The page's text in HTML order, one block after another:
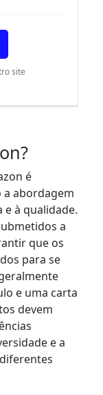
site
é
abordagem
e à qualidade.
a
que os
para se
e uma carta
devem
e a